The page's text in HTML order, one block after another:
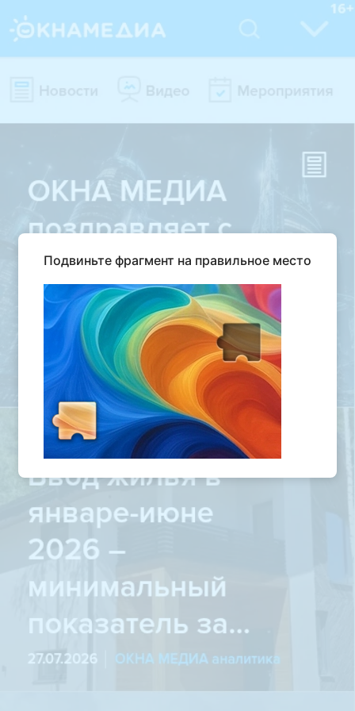
Подвиньте фрагмент на правильное место